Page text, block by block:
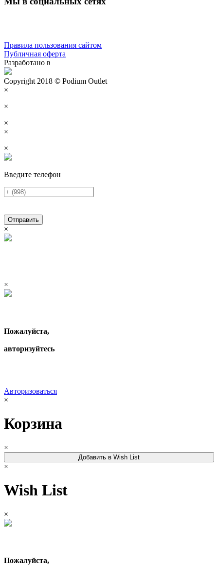
Правила пользования сайтом
Публичная оферта
Разработано в
Copyright 2018 © Podium Outlet
×
×
×
×
×
Введите телефон
Отправить
×
×
Пожалуйста,
авторизуйтесь
Авторизоваться
×
Корзина
×
Добавить в Wish List
×
Wish List
×
Пожалуйста,